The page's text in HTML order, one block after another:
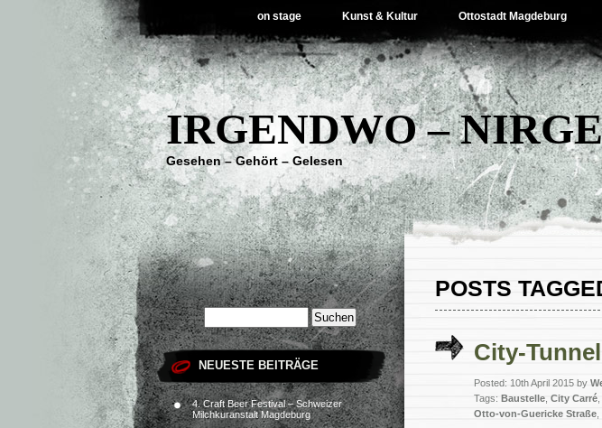
on stage Kunst & Kultur Ottostadt Magdeburg
IRGENDWO –
Gesehen – Gehört – Gelesen
NEUESTE BEITRÄGE
4. Craft Beer Festival – Schweizer
Milchkuranstalt Magdeburg
POSTS
City-
Posted: 10th April 2015 by
Tags: Baustelle City Carré
Otto-von-Guericke Straße